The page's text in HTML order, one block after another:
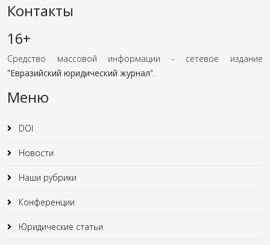
Контакты
16+
Средство массовой информации - сетевое издание
"Евразийский юридический журнал".
Меню
DOI
Новости
Наши рубрики
Конференции
Юридические статьи